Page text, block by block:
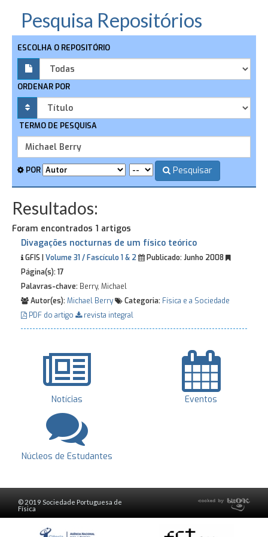
Pesquisa Repositórios
ESCOLHA O REPOSITÓRIO
ORDENAR POR
TERMO DE PESQUISA
POR Pesquisar
Resultados:
Foram encontrados 1 artigos
Divagações nocturnas de um físico teórico
GFIS | Volume 31 / Fascículo 1 & 2 Publicado:Junho 2008
Página(s):17
Palavras-chave: Berry, Michael
Autor(es):Michael Berry Categoria: Física e a Sociedade
PDF do artigo
revista integral
Notícias Eventos
Núcleos de Estudantes
© 2019 Sociedade Portuguesa de
Física